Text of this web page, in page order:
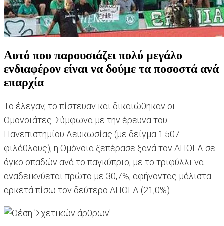
Αυτό που παρουσιάζει πολύ μεγάλο
ενδιαφέρον είναι να δούμε τα ποσοστά ανά
επαρχία
Το έλεγαν, το πίστευαν και δικαιώθηκαν οι
Ομονοιάτες. Σύμφωνα με την έρευνα του
Πανεπιστημίου Λευκωσίας (με δείγμα 1.507
φιλάθλους), η Ομόνοια ξεπέρασε ξανά τον ΑΠΟΕΛ σε
όγκο οπαδών ανά το παγκύπριο, με το τριφύλλι να
αναδεικνύεται πρώτο με 30,7%, αφήνοντας μάλιστα
αρκετά πίσω τον δεύτερο ΑΠΟΕΛ (21,0%).